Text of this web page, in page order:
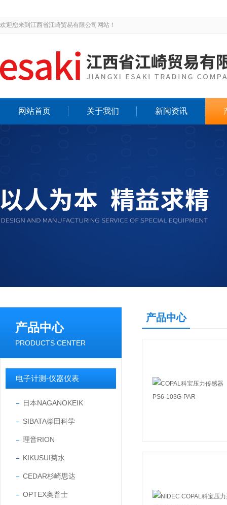
欢迎您来到江西省江崎贸易有限公司网站！
网站首页 关于我们 新闻资讯
产品中心
PRODUCTS CENTER
电子计测-仪器仪表
日本NAGANOKEIK
SIBATA柴田科学
理音RION
KIKUSUI菊水
CEDAR杉崎思达
OPTEX奥普士
产品中心